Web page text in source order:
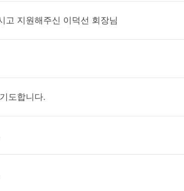
고 지원해주신 이덕선 회장님
도합니다.